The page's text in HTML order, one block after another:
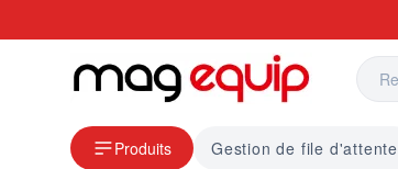
Produits Gestion de file d'attente